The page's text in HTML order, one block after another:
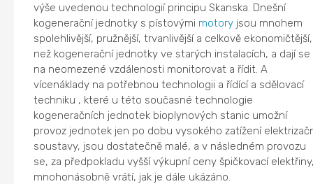
výše uvedenou technologií principu Skanska. Dnešní
kogenerační jednotky s pístovými motory jsou mnohem
spolehlivější, pružnější, trvanlivější a celkově ekonomičtější,
než kogenerační jednotky ve starých instalacích, a dají se
na neomezené vzdálenosti monitorovat a řídit. A
vícenáklady na potřebnou technologii a řídící a sdělovací
techniku , které u této současné technologie
kogeneračních jednotek bioplynových stanic umožní
provoz jednotek jen po dobu vysokého zatížení
soustavy, jsou dostatečně malé, a v následném provozu
se, za předpokladu vyšší výkupní ceny špičkovací
mnohonásobně vrátí, jak je dále ukázáno.